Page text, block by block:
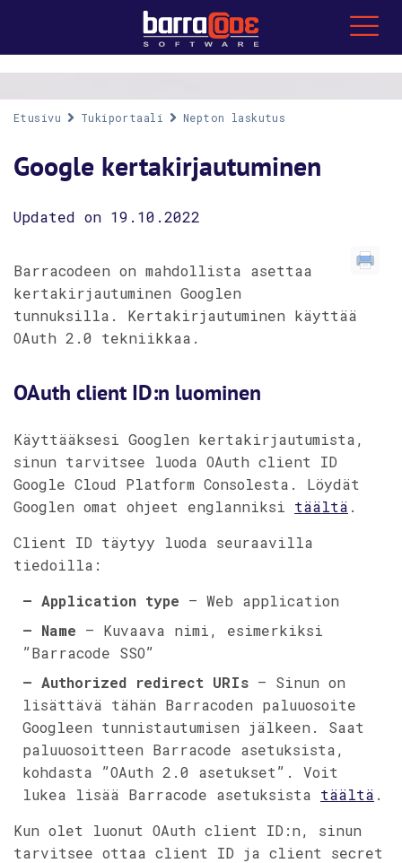
Etusivu Tukiportaali Nepton laskutus
Google kertakirjautuminen
Updated on 19.10.2022
Barracodeen on mahdollista asettaa
kertakirjautuminen Googlen
tunnuksilla. Kertakirjautuminen käyttää
OAuth 2.0 tekniikkaa.
OAuth client ID:n luominen
Käyttääksesi Googlen kertakirjautumista,
sinun tarvitsee luoda OAuth client ID
Google Cloud Platform Consolesta. Löydät
Googlen omat ohjeet englanniksi täältä .
Client ID täytyy luoda seuraavilla
tiedoilla:
– Application type – Web application
– Name – Kuvaava nimi, esimerkiksi
”Barracode SSO”
– Authorized redirect URIs – Sinun on
lisättävä tähän Barracoden paluuosoite
Googleen tunnistautumisen jälkeen. Saat
paluuosoitteen Barracode asetuksista,
kohdasta ”OAuth 2.0 asetukset”. Voit
lukea lisää Barracode asetuksista täältä .
Kun olet luonut OAuth client ID:n, sinun
tarvitsee ottaa client ID ja client secret